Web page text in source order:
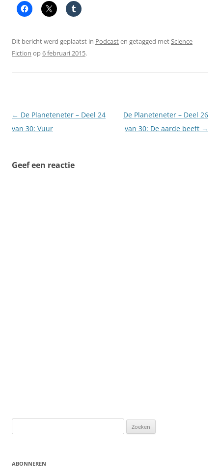
Dit bericht werd geplaatst in Podcasten getagged metScience
Fiction op6 februari 2015.
Berichtnavigatie
← De Planeteneter – Deel 24
van 30: Vuur
De Planeteneter – Deel 26
van 30: De aarde beeft →
Geef een reactie
naar:
ABONNEREN